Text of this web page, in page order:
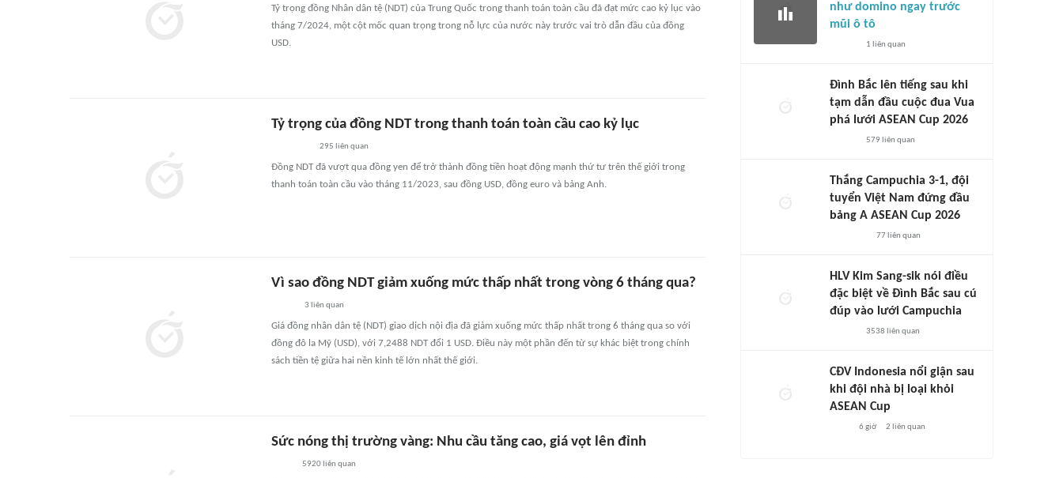
Tỷ trọng đồng Nhân dân tệ (NDT) của Trung Quốc trong thanh toán toàn cầu đã đạt mức cao kỷ lục vào
tháng 7/2024, một cột mốc quan trọng trong nỗ lực của nước này trước vai trò dẫn đầu của đồng
USD.
Tỷ trọng của đồng NDT trong thanh toán toàn cầu cao kỷ lục
295 liên quan
Đồng NDT đã vượt qua đồng yen để trở thành đồng tiền hoạt động mạnh thứ tư trên thế giới trong
thanh toán toàn cầu vào tháng 11/2023, sau đồng USD, đồng euro và bảng Anh.
Vì sao đồng NDT giảm xuống mức thấp nhất trong vòng 6 tháng qua?
3 liên quan
Giá đồng nhân dân tệ (NDT) giao dịch nội địa đã giảm xuống mức thấp nhất trong 6 tháng qua so với
đồng đô la Mỹ (USD), với 7,2488 NDT đổi 1 USD. Điều này một phần đến từ sự khác biệt trong chính
sách tiền tệ giữa hai nền kinh tế lớn nhất thế giới.
Sức nóng thị trường vàng: Nhu cầu tăng cao, giá vọt lên đỉnh
5920 liên quan
như domino ngay trước
mũi ô tô
1 liên quan
Đình Bắc lên tiếng sau khi
tạm dẫn đầu cuộc đua Vua
phá lưới ASEAN Cup 2026
579 liên quan
Thắng Campuchia 3-1, đội
tuyển Việt Nam đứng đầu
bảng A ASEAN Cup 2026
77liên quan
HLV Kim Sang-sik nói điều
đặc biệt về Đình Bắc sau cú
đúp vào lưới Campuchia
3538 liên quan
CĐV Indonesia nổi giận sau
khi đội nhà bị loại khỏi
ASEAN Cup
6 giờ 2 liên quan